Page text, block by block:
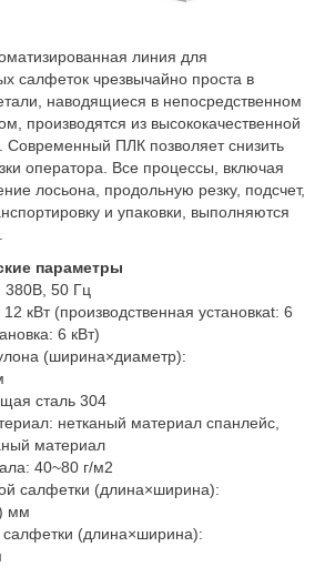
линия для
салфеток чрезвычайно проста в
наводящиеся в непосредственном
производятся из высококачественной
ПЛК позволяет снизить
оператора. Все процессы, включая
лосьона, продольную резку, подсчет,
и упаковки, выполняются
параметры
380В, 50 Гц
кВт (производственная установкаt: 6
6 кВт)
(ширина×диаметр):
сталь 304
нетканый материал спанлейс,
материал
40~80 г/м2
салфетки (длина×ширина):
мм
салфетки (длина×ширина):